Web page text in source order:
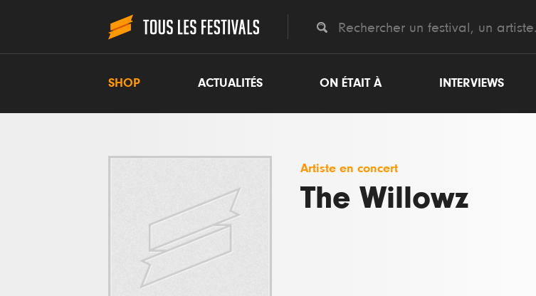
SHOP ACTUALITÉS ON ÉTAIT À INTERVIEWS
Artiste en concert
The Willowz